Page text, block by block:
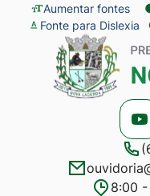
Seção
de
atalhos
acessibilidade
Ir
para
conteúdo
Aumentar fontes
Fonte para Dislexia
Seção
menu
a
8:00 -